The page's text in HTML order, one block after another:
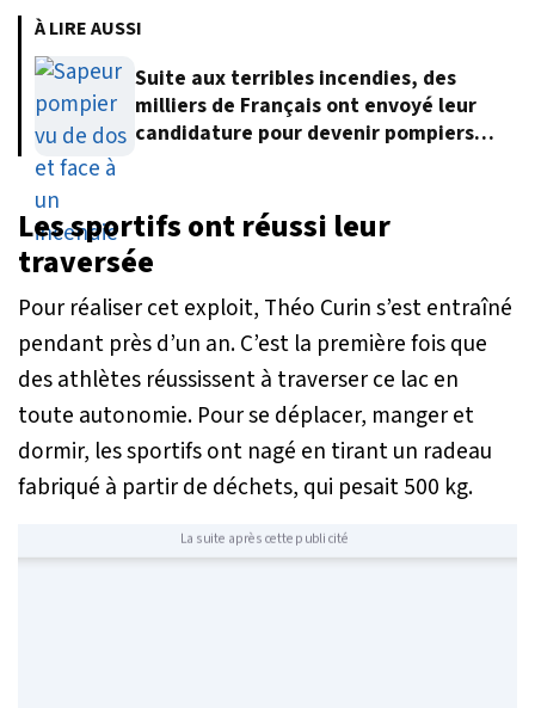
À LIRE AUSSI
Suite aux terribles incendies, des
milliers de Français ont envoyé leur
candidature pour devenir pompiers
Les sportifs ont réussi leur
traversée
Pour réaliser cet exploit, Théo Curin s’est entraîné
pendant près d’un an. C’est la première fois que
des athlètes réussissent à traverser ce lac en
toute autonomie. Pour se déplacer, manger et
dormir, les sportifs ont nagé en tirant un radeau
fabriqué à partir de déchets, qui pesait 500 kg.
La suite après cette publicité